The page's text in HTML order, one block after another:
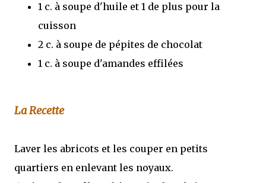
1 c. à soupe d'huile et 1 de plus pour la
cuisson
2 c. à soupe de pépites de chocolat
1 c. à soupe d'amandes effilées
La Recette
Laver les abricots et les couper en petits
quartiers en enlevant les noyaux.